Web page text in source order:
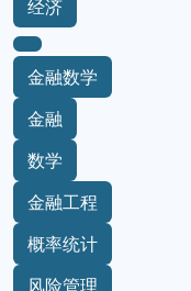
经济
金融数学
金融
数学
金融工程
概率统计
风险管理